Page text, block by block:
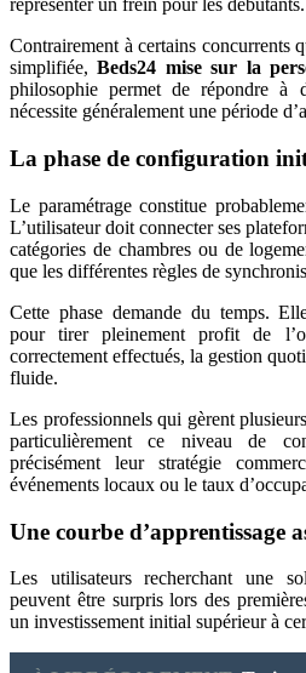
représenter un frein pour les débutants.
Contrairement à certains concurrents
simplifiée,Beds24 mise sur la
philosophie permet de répondre à
nécessite généralement une période
La phase de configuration
Le paramétrage constitue
L’utilisateur doit connecter ses
catégories de chambres ou de
que les différentes règles de
Cette phase demande du temps.
pour tirer pleinement profit de
correctement effectués, la gestion
fluide.
Les professionnels qui gèrent
particulièrement ce niveau de
précisément leur stratégie
événements locaux ou le taux
Une courbe d’apprentissage
Les utilisateurs recherchant une
peuvent être surpris lors des
un investissement initial supérieur à